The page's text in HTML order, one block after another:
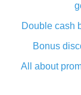
Double cash
Bonus
All about
What is